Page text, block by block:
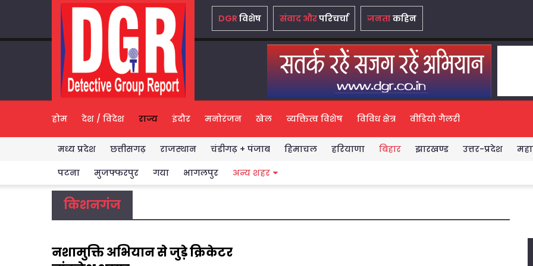
DGRविशेष संवाद औरपरिचर्चा जनताकहिन
होम देश / विदेश राज्य
मध्य प्रदेश छत्तीसगढ़ राजस्थान चंडीगढ़ + पंजाब हिमाचल हरियाणा
बिहार
पटना
मुजफ्फरपुर गया भागलपुर अन्य शहर
झारखण्ड उत्तर-प्रदेश
इंदौर मनोरंजन खेल व्यक्तित्व विशेष विविध क्षेत्र वीडियो गैलरी
मुझे विश्वास है कि ‘स्वार्थपरक
किशनगंज
नशामुक्ति अभियान से जुड़े क्रिकेटर